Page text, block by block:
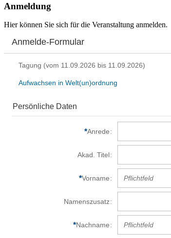
Anmeldung
Hier können Sie sich für die Veranstaltung anmelden.